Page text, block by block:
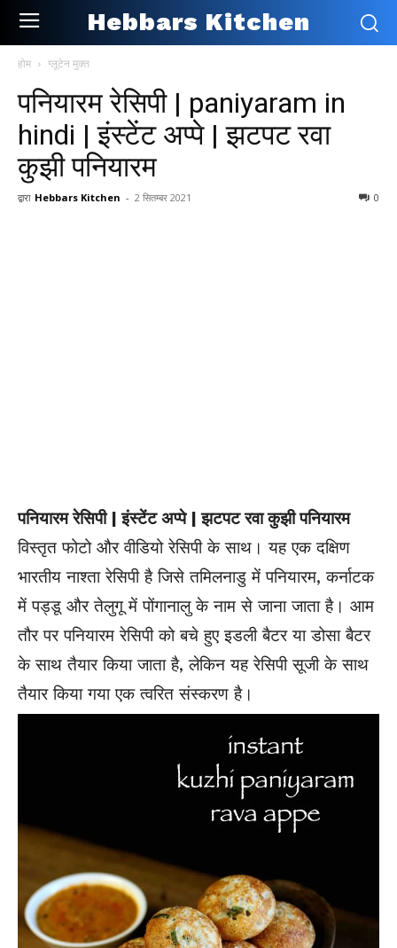
Hebbars Kitchen
होम ग्लूटेन मुक्त
पनियारम रेसिपी | paniyaram in
hindi | इंस्टेंट अप्पे | झटपट रवा
कुझी पनियारम
द्वारा Hebbars Kitchen - 2 सितम्बर 2021 0
पनियारम रेसिपी | इंस्टेंट अप्पे | झटपट रवा कुझी पनियारम
विस्तृत फोटो और वीडियो रेसिपी के साथ। यह एक दक्षिण
भारतीय नाश्ता रेसिपी है जिसे तमिलनाडु में पनियारम, कर्नाटक
में पड्डू और तेलुगू में पोंगानालु के नाम से जाना जाता है। आम
तौर पर पनियारम रेसिपी को बचे हुए इडली बैटर या डोसा बैटर
के साथ तैयार किया जाता है, लेकिन यह रेसिपी सूजी के साथ
तैयारकिया गयाएक त्वरित संस्करण है।